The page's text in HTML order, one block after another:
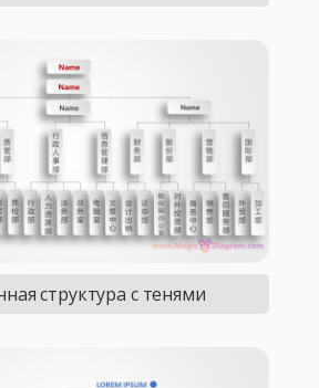
структура с тенями